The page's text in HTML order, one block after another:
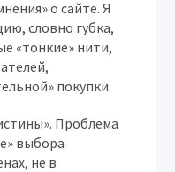
о сайте. Я
словно губка,
«тонкие» нити,
покупки.
Проблема
выбора
не в